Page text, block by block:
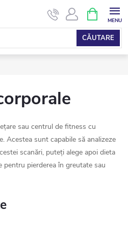
CĂUTARE
COŞ
DE
sau centrul de fitness cu
Acestea sunt capabile să analizeze
scanări, puteți alege apoi dieta
pierderea în greutate sau